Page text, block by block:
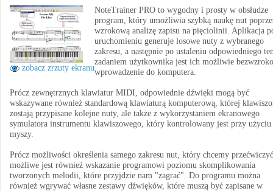
zobacz zrzuty ekranu
NoteTrainer PRO to wygodny i prosty w obsłudze
program, który umożliwia szybką naukę nut
wzrokową analizę zapisu na pięciolinii. Aplikacja
uruchomieniu generuje losowe nuty z wybranego
zakresu, a następnie po ustaleniu odpowiedniego
zadaniem użytkownika jest ich możliwie
wprowadzenie do komputera.
Prócz zewnętrznych klawiatur MIDI, odpowiednie dźwięki mogą być
wskazywane również standardową klawiaturą komputerową, której
zostają przypisane kolejne nuty, ale także z wykorzystaniem ekranowego
symulatora instrumentu klawiszowego, który kontrolowany jest przy użyciu
myszy.
Prócz możliwości określenia samego zakresu nut, który chcemy
możliwe jest również wskazanie programowi poziomu skomplikowania
tworzonych melodii, które przyjdzie nam "zagrać". Do programu można
również wgrywać własne zestawy dźwięków, które muszą być zapisane w